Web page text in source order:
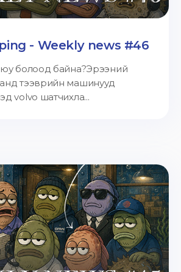
- Weekly news #46
юу болоод байна?Эрээний
тээврийн машинууд
volvo шатчихла...